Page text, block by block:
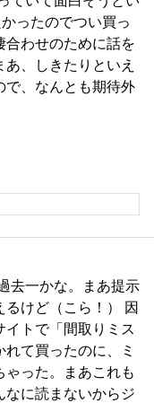
ったのでつい買っ
合わせのために話を
、しきたりといえ
で、なんとも期待外
去一かな。まあ提示
けど（こら！） 因
イトで「間取りミス
て買ったのに、ミ
ゃった。まあこれも
なに読まないからジ